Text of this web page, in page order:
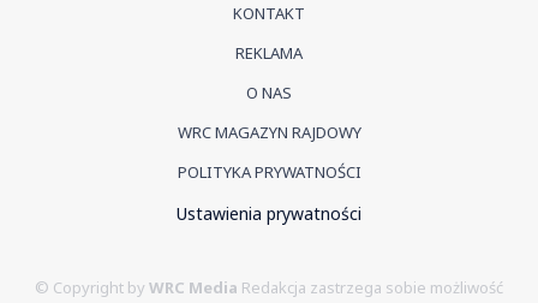
KONTAKT
REKLAMA
O NAS
WRC MAGAZYN RAJDOWY
POLITYKA PRYWATNOŚCI
Ustawienia prywatności
© Copyright by WRC Media Redakcja zastrzega sobie możliwość